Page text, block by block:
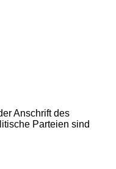
Anschrift des
Parteien sind